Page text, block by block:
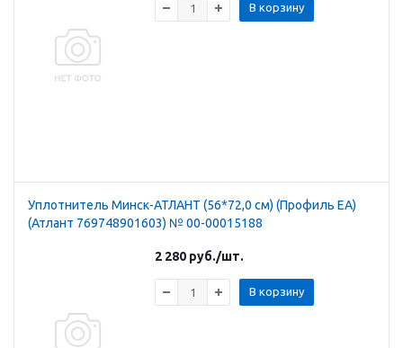
В корзину
Уплотнитель Минск-АТЛАНТ (56*72,0 см) (Профиль ЕА)
(Атлант 769748901603) № 00-00015188
2 280 руб./шт.
В корзину